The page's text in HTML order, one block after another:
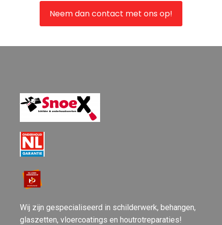
Neem dan contact met ons op!
Wij zijn gespecialiseerd in schilderwerk, behangen,
glaszetten, vloercoatings en houtrotreparaties!